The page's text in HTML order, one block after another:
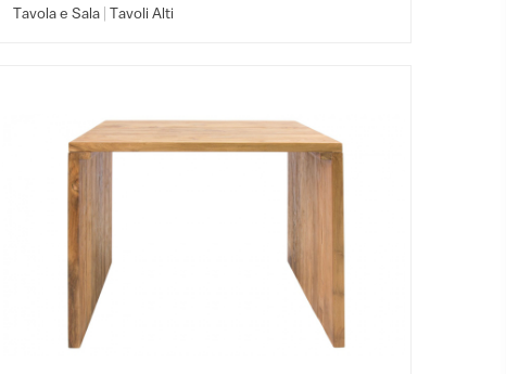
Tavola e Sala | Tavoli Alti